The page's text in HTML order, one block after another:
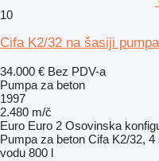
10
Cifa K2/32 na šasiji
34.000 € Bez PDV-a
Pumpa za beton
1997
2.480 m/č
Euro Euro 2 Osovinska
Pumpa za beton Cifa K2/32,
vodu 800 l